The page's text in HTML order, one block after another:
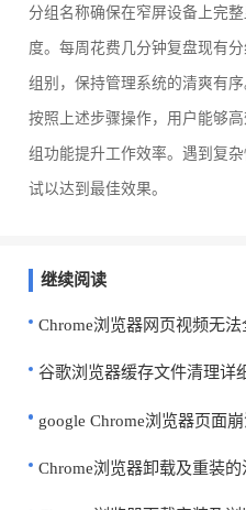
分组名称确保在窄屏设备上完
度。每周花费几分钟复盘现有
组别，保持管理系统的清爽有序
按照上述步骤操作，用户能够
组功能提升工作效率。遇到复
试以达到最佳效果。
继续阅读
Chrome浏览器网页视频无
谷歌浏览器缓存文件清理详
google Chrome浏览器页面
Chrome浏览器卸载及重装的